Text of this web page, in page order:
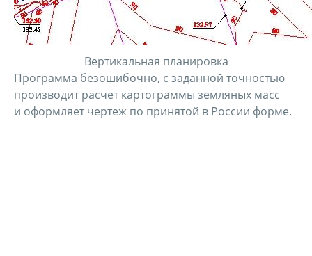
Вертикальная планировка
Программа безошибочно, с заданной точностью
производит расчет картограммы земляных масс
и оформляет чертеж по принятой в России форме.